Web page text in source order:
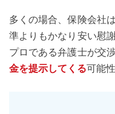
多くの場合、保険会社
準よりもかなり安い慰
プロである弁護士が交
金を提示してくる可能